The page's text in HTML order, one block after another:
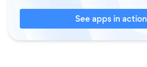
See apps in action